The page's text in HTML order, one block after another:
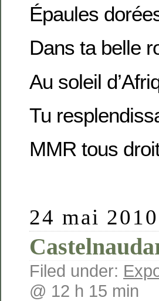
Épaules
Dans ta belle
Au soleil
Tu
MMR tous
24 mai 2010
Filed under:
@ 12 h 15 min